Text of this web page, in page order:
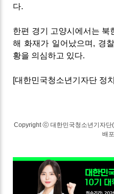
다.
한편 경기 고양시에서는 북
해 화재가 일어났으며, 경
황을 의심하고 있다.
[대한민국청소년기자단 정
Copyright ⓒ 대한민국청소년기자단
배